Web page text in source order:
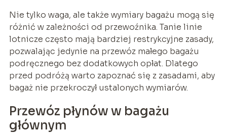
Nie tylko waga, ale także wymiary bagażu mogą się
różnić w zależności od przewoźnika. Tanie linie
lotnicze często mają bardziej restrykcyjne zasady,
pozwalając jedynie na przewóz małego bagażu
podręcznego bez dodatkowych opłat. Dlatego
przed podróżą warto zapoznać się z zasadami, aby
bagaż nie przekroczył ustalonych wymiarów.
Przewóz płynów w bagażu
głównym